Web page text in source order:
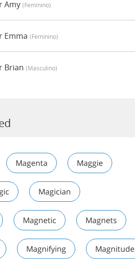
Amy (feminino)
Emma (feminino)
Brian (masculino)
Magenta Maggie
Magician
Magnetic Magnets
Magnifying Magnitude